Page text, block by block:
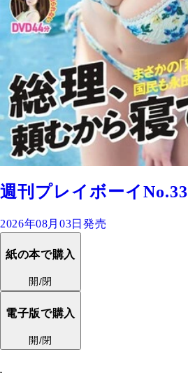
週刊プレイボーイNo.33
2026年08月03日発売
紙の本で購入
開/閉
電子版で購入
開/閉